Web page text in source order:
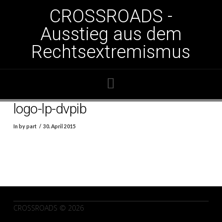
CROSSROADS -
Ausstieg aus dem
Rechtsextremismus
logo-lp-dvpib
In by part 30. April 2015
CROSSROADS © 2026